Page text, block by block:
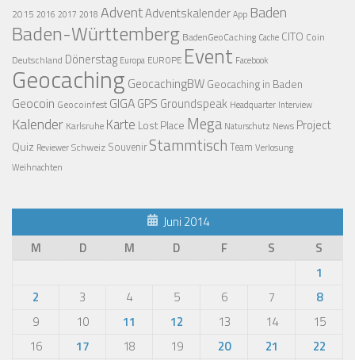
2015 2016 2017 2018 AdventAdventskalenderApp Baden
Baden-Württemberg BadenGeoCaching Cache CITO Coin
Deutschland Dönerstag Europa EUROPE Event Facebook
Geocaching GeocachingBW Geocaching in Baden
Geocoin Geocoinfest GIGAGPS Groundspeak Headquarter Interview
Kalender Karlsruhe Karte Lost Place Mega Naturschutz News Project
Quiz ReviewerSchweiz Souvenir Stammtisch Team Verlosung
Weihnachten
Juni 2014
M
D M D F S
S
1
2
3 4 5 6 7
8
9
10 11 12 13 14
15
16
17 18 19 20 21
22